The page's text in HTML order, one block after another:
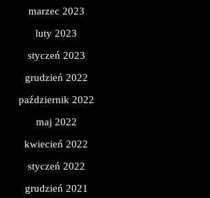
marzec 2023
luty 2023
styczeń 2023
grudzień 2022
październik 2022
maj 2022
kwiecień 2022
styczeń 2022
grudzień 2021